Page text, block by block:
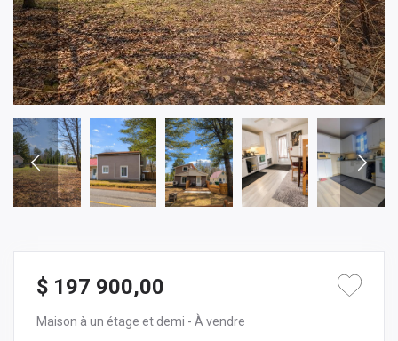
$ 197 900,00
Maison à un étage et demi - À vendre